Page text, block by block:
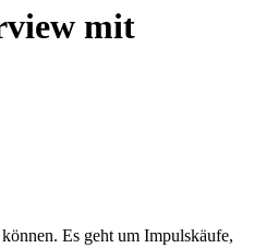
mit
Es geht um Impulskäufe,